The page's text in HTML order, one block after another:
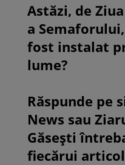
Astăzi, de
a
fost instalat
lume?
Răspunde pe
News sau
Găsești
fiecărui